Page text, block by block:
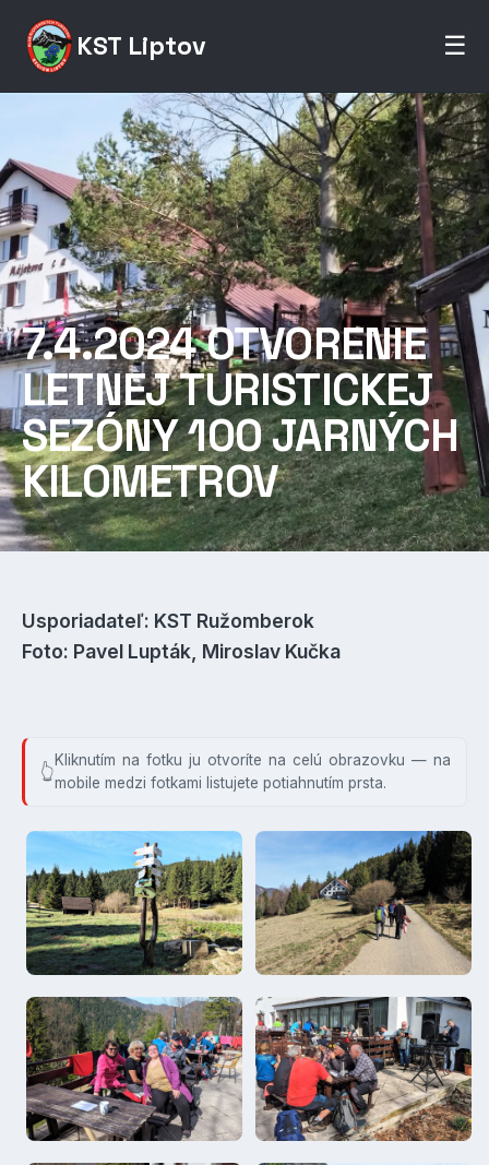
KST Liptov ☰
7.4.2024 OTVORENIE
LETNEJ TURISTICKEJ
SEZÓNY 100 JARNÝCH
KILOMETROV
Usporiadateľ: KST Ružomberok
Foto: Pavel Lupták, Miroslav Kučka
Kliknutím na fotku ju otvoríte na celú obrazovku — na
mobile medzi fotkami listujete potiahnutím prsta.